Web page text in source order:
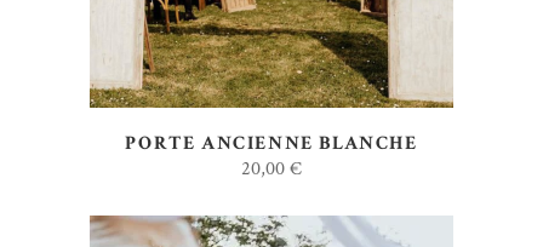
PORTE ANCIENNE BLANCHE
20,00€